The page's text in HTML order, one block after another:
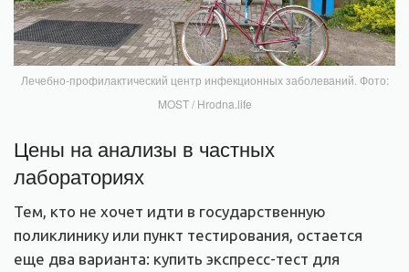
Лечебно-профилактический центр инфекционных заболеваний. Фото:
MOST / Hrodna.life
Цены на анализы в частных
лабораториях
Тем, кто не хочет идти в государственную
поликлинику или пункт тестирования, остается
еще два варианта: купить экспресс-тест для